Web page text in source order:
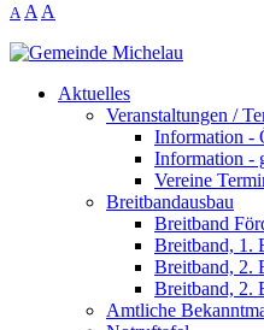
A A A
Aktuelles
Veranstaltungen /
Information -
Information -
Vereine
Breitbandausbau
Breitband
Breitband, 1.
Breitband, 2.
Breitband, 2.
Amtliche